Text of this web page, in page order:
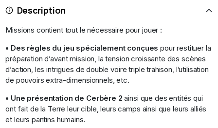
Description
Missions contient tout le nécessaire pour jouer :
• Des règles du jeu spécialement conçues pour restituer la
préparation d’avant mission, la tension croissante des scènes
d’action, les intrigues de double voire triple trahison, l’utilisation
de pouvoirs extra-dimensionnels, etc.
• Une présentation de Cerbère 2 ainsi que des entités qui
ont fait de la Terre leur cible, leurs camps ainsi que leurs alliés
et leurs pantins humains.